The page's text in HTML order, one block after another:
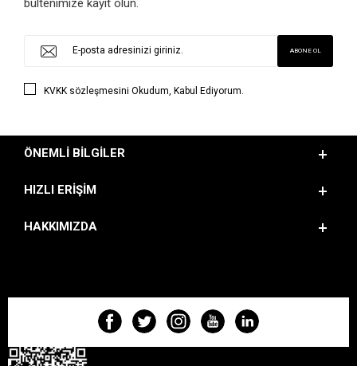
bültenimize kayıt olun.
KVKK sözleşmesini Okudum, Kabul Ediyorum.
ÖNEMLI BILGILER
HIZLI ERIŞIM
HAKKIMIZDA